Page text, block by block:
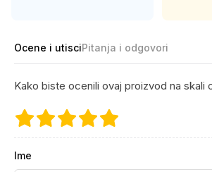
Ocene i utisciPitanja i odgovori
Kako biste ocenili ovaj proizvod na skali
Ime